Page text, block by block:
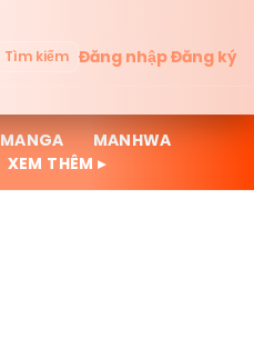
Tìm kiếm Đăng nhậpĐăng ký
MANGA
MANHWA
XEM THÊM ▸